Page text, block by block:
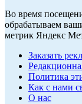
Во время
обрабатываем
метрик Яндекс
Заказать
Политика
Как с нами
О нас